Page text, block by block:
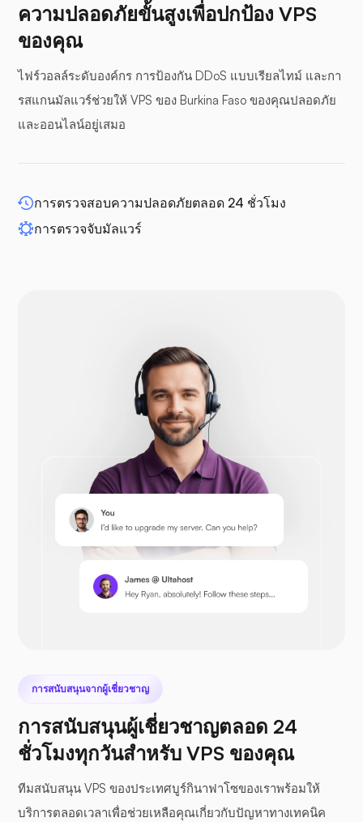
แผงกันชน
WP-ขยาย
โอเพ่นคาร์ท
เพรสต้าช็อป
ซีไฟล์
ความปลอดภัยขั้นสูงเพื่อปกป้อง VPS
ของคุณ
ไฟร์วอลล์ระดับองค์กร การป้องกัน DDoS แบบเรียลไทม์ และกา
รสแกนมัลแวร์ช่วยให้ VPS ของ Burkina Faso ของคุณปลอดภัย
และออนไลน์อยู่เสมอ
การตรวจสอบความปลอดภัยตลอด 24 ชั่วโมง
การตรวจจับมัลแวร์
การสนับสนุนจากผู้เชี่ยวชาญ
การสนับสนุนผู้เชี่ยวชาญตลอด 24
ชั่วโมงทุกวันสำหรับ VPS ของคุณ
ทีมสนับสนุน VPS ของประเทศบูร์กินาฟาโซของเราพร้อมให้
บริการตลอดเวลาเพื่อช่วยเหลือคุณเกี่ยวกับปัญหาทางเทคนิค